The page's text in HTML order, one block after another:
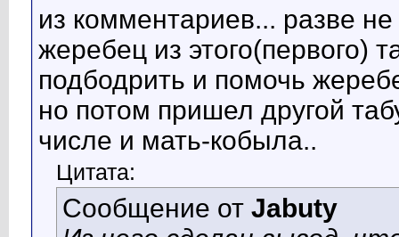
из комментариев... разве
жеребец из этого(первого)
подбодрить и помочь
но потом пришел другой
числе и мать-кобыла..
Цитата:
Сообщение от Jabuty